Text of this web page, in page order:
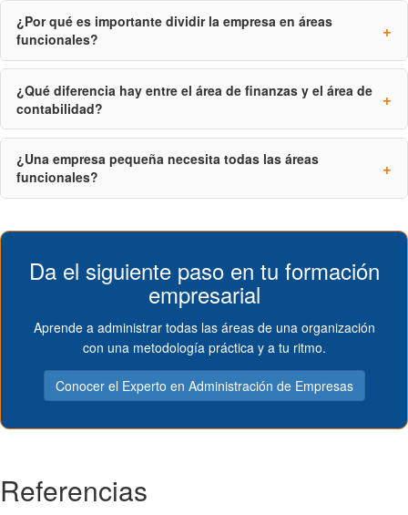
¿Por qué es importante dividir la empresa en áreas
funcionales?
¿Qué diferencia hay entre el área de finanzas y el área de
contabilidad?
¿Una empresa pequeña necesita todas las áreas
funcionales?
Da el siguiente paso en tu formación
empresarial
Aprende a administrar todas las áreas de una organización
con una metodología práctica y a tu ritmo.
Conocer el Experto en Administración de Empresas
Referencias